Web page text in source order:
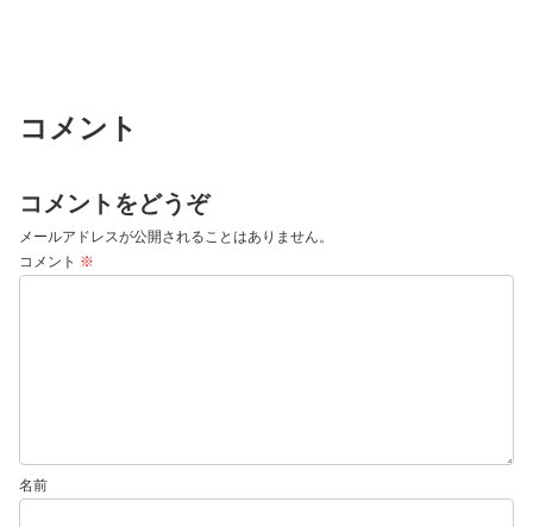
コメント
コメントをどうぞ
メールアドレスが公開されることはありません。
コメント ※
名前